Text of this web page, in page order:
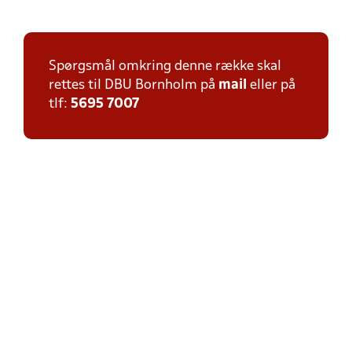
Spørgsmål omkring denne række skal
rettes til DBU Bornholm på mail eller på
tlf: 5695 7007